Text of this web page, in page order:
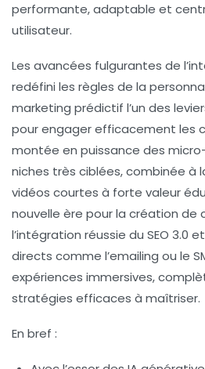
performante, adaptable et
utilisateur.
Les avancées fulgurantes de
redéfini les règles de la
marketing prédictif l’un des
pour engager efficacement les
montée en puissance des
niches très ciblées, combinée à
vidéos courtes à forte valeur
nouvelle ère pour la création de
l’intégration réussie du SEO 3.0
directs comme l’emailing ou le
expériences immersives,
stratégies efficaces à maîtriser.
En bref :